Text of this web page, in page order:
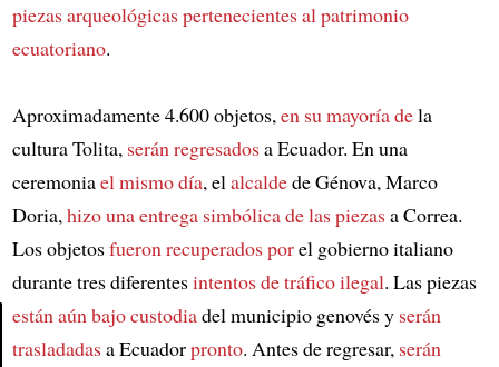
piezas arqueológicaspertenecientes al patrimonio
ecuatoriano.
Aproximadamente 4.600 objetos,en su mayoría dela
cultura Tolita, serán regresadosa Ecuador. En una
ceremoniael mismo día, elalcaldede Génova, Marco
Doria,hizo una entrega simbólica de las piezasa Correa.
Los objetosfueron recuperados porel gobierno italiano
durante tres diferentesintentos de tráfico ilegal. Las piezas
están aún bajo custodiadel municipio genovés y serán
trasladadasa Ecuadorpronto. Antes de regresar, serán